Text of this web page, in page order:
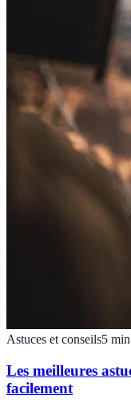
Astuces et conseils5 min
Les meilleures
facilement